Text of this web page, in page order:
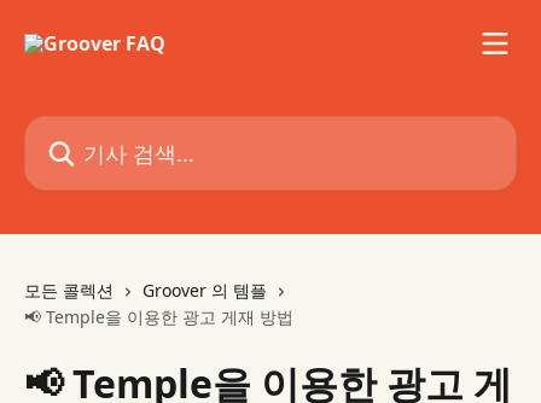
기사 검색...
모든 콜렉션
Groover 의 템플
📢 Temple을 이용한 광고 게재 방법
📢 Temple을 이용한 광고 게